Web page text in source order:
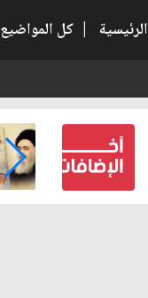
الرئيسية | كل المواضيع
كتب لنفسه